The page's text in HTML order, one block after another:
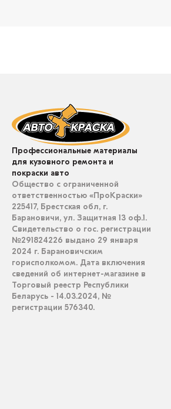
Профессиональные материалы
для кузовного ремонта и
покраски авто
Общество с ограниченной
ответственностью «ПроКраски»
225417, Брестская обл, г.
Барановичи, ул. Защитная 13 оф.1.
Свидетельство о гос. регистрации
№291824226 выдано 29 января
2024 г. Барановичским
горисполкомом. Дата включения
сведений об интернет-магазине в
Торговый реестр Республики
Беларусь - 14.03.2024, №
регистрации 576340.